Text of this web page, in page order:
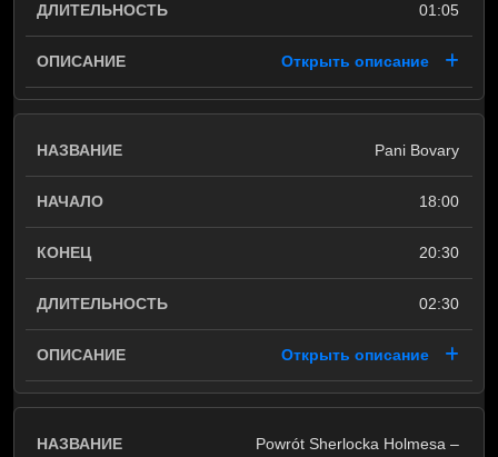
01:05
Открыть описание
Pani Bovary
18:00
20:30
02:30
Открыть описание
Powrót Sherlocka Holmesa –